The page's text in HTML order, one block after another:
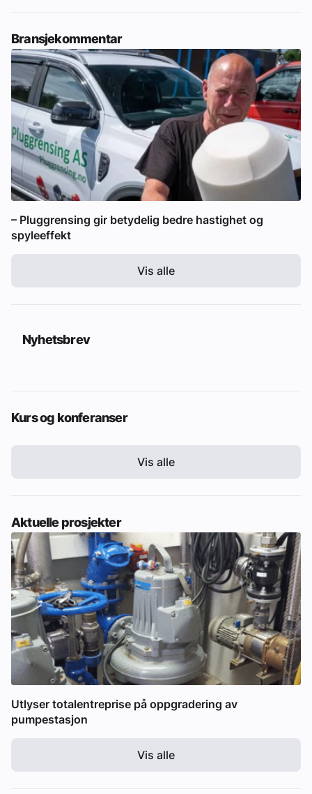
Bransjekommentar
– Pluggrensing gir betydelig bedre hastighet og
spyleeffekt
Vis alle
Nyhetsbrev
Kurs og konferanser
Vis alle
Aktuelle prosjekter
Utlyser totalentreprise på oppgradering av
pumpestasjon
Vis alle